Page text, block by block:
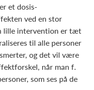
et dosis-
ved en stor
lille intervention er tæt
til alle personer
og det vil være
når man f.
som ses på de